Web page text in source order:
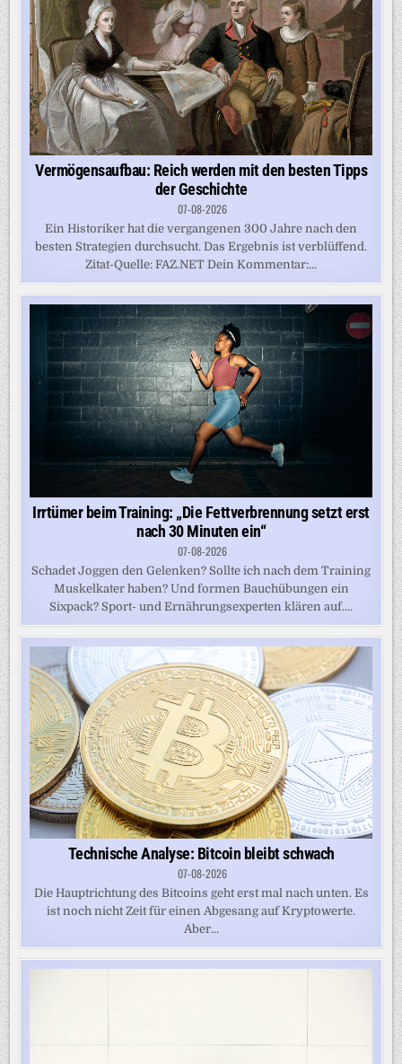
Vermögensaufbau: Reich werden mit den besten Tipps
der Geschichte
07-08-2026
Ein Historiker hat die vergangenen 300 Jahre nach den
besten Strategien durchsucht. Das Ergebnis ist verblüffend.
Zitat-Quelle: FAZ.NET Dein Kommentar:...
Irrtümer beim Training: „Die Fettverbrennung setzt erst
nach 30 Minuten ein“
07-08-2026
Schadet Joggen den Gelenken? Sollte ich nach dem Training
Muskelkater haben? Und formen Bauchübungen ein
Sixpack? Sport- und Ernährungsexperten klären auf....
Technische Analyse: Bitcoin bleibt schwach
07-08-2026
Die Haupt­richtung des Bitcoins geht erst mal nach unten. Es
ist noch nicht Zeit für einen Abgesang auf Kryptowerte.
Aber...